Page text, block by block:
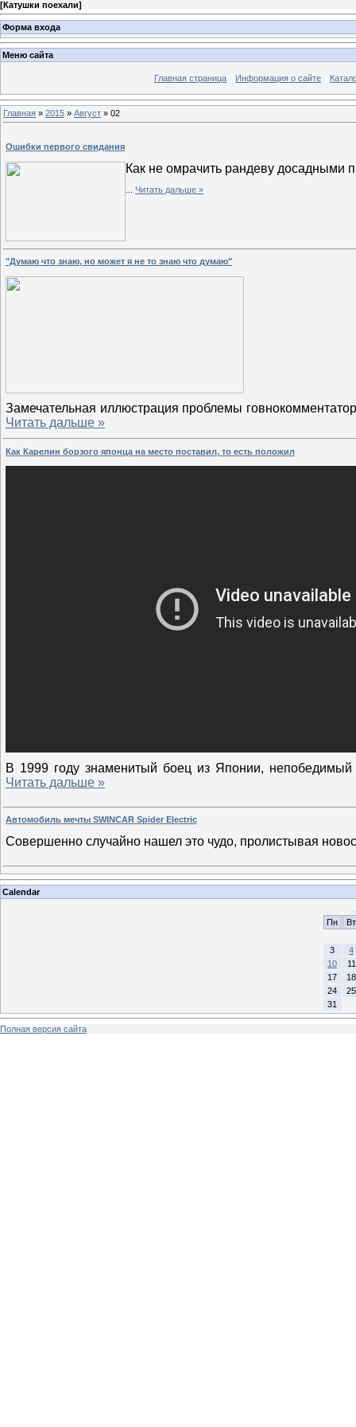
[Катушки поехали]
Форма входа
Меню сайта
Главная страница Информация о сайте
Главная » 2015 » Август » 02
Ошибки первого свидания
Как не омрачить рандеву досадными
Читать дальше »
"Думаю что знаю, но может я не то знаю что думаю"
Замечательная иллюстрация проблемы
Читать дальше »
Как Карелин борзого японца на место поставил, то есть положил
В 1999 году знаменитый боец из Японии,
Читать дальше »
Автомобиль мечты SWINCAR Spider Electric
Совершенно случайно нашел это чудо, пролистывая
Calendar
Пн
Вт
3
4
10
11
17
18
24
25
31
Полная версия сайта